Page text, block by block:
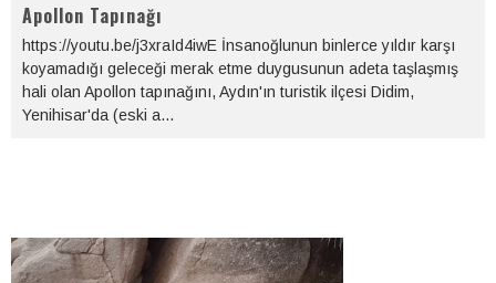
Apollon Tapınağı
https://youtu.be/j3xraId4iwE İnsanoğlunun binlerce yıldır karşı
koyamadığı geleceği merak etme duygusunun adeta taşlaşmış
hali olan Apollon tapınağını, Aydın'ın turistik ilçesi Didim,
Yenihisar'da (eski a...